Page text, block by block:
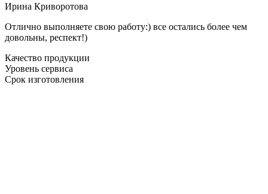
Ирина Криворотова
Отлично выполняете свою работу:) все остались более чем
довольны, респект!)
Качество продукции
Уровень сервиса
Срок изготовления